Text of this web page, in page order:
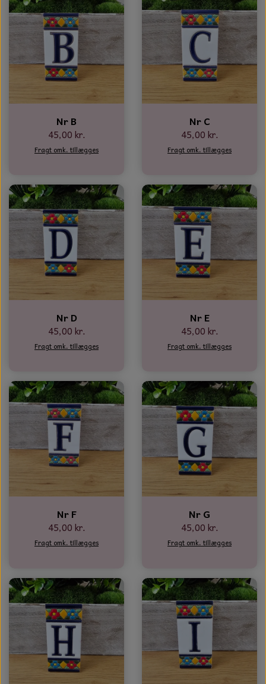
Nr B
45,00 kr.
Fragt omk. tillægges
Nr C
45,00 kr.
Fragt omk. tillægges
Nr D
45,00 kr.
Fragt omk. tillægges
Nr E
45,00 kr.
Fragt omk. tillægges
Nr F
45,00 kr.
Fragt omk. tillægges
Nr G
45,00 kr.
Fragt omk. tillægges